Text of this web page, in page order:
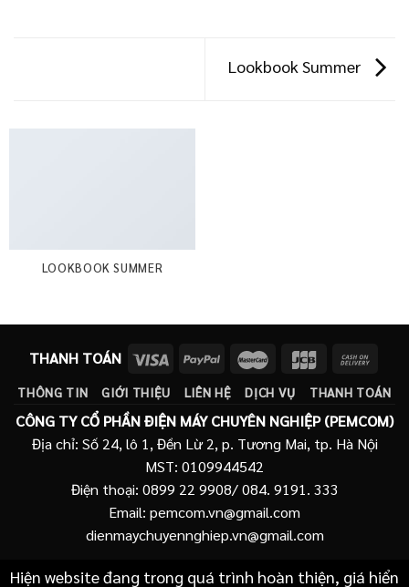
Lookbook Summer
LOOKBOOK SUMMER
THANH TOÁN
THÔNG TIN GIỚI THIỆU LIÊN HỆ DỊCH VỤ THANH TOÁN
CÔNG TY CỔ PHẦN ĐIỆN MÁY CHUYÊN NGHIỆP (PEMCOM)
Địa chỉ: Số 24, lô 1, Đền Lừ 2, p. Tương Mai, tp. Hà Nội
MST: 0109944542
Điện thoại: 0899 22 9908/ 084. 9191. 333
Email: pemcom.vn@gmail.com
dienmaychuyennghiep.vn@gmail.com
Hiện website đang trong quá trình hoàn thiện, giá hiển